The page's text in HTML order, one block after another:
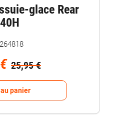
glace Rear
25,95 €
panier